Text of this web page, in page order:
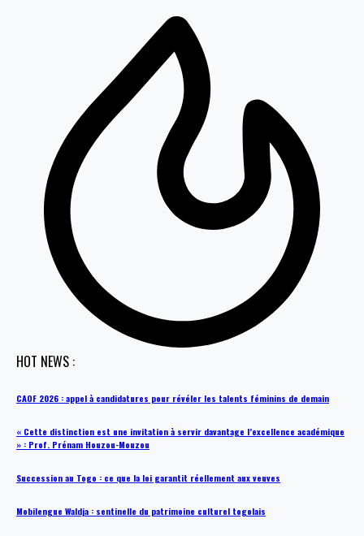
HOT NEWS :
CAOF 2026 : appel à candidatures pour révéler les talents féminins de demain
« Cette distinction est une invitation à servir davantage l’excellence académique
» : Prof. Prénam Houzou-Mouzou
Succession au Togo : ce que la loi garantit réellement aux veuves
Mobilengue Waldja : sentinelle du patrimoine culturel togolais